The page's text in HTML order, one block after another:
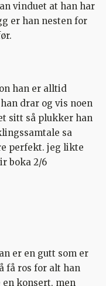
vinduet at han har
er han nesten for
han er alltid
drar og vis noen
sitt så plukker han
sa
perfekt. jeg likte
boka 2/6
er en gutt som er
få ros for alt han
konsert, men